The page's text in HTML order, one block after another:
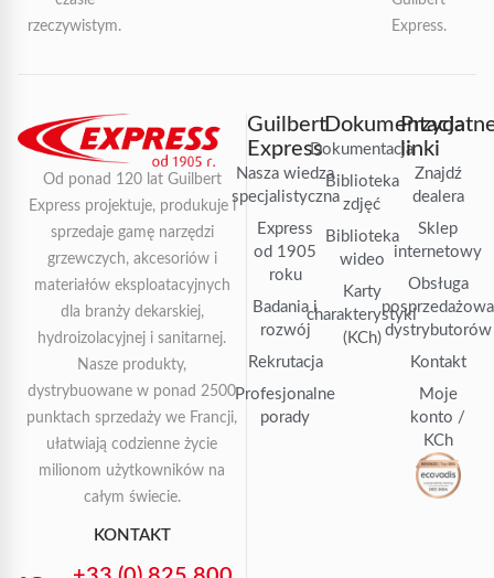
rzeczywistym.
Express.
Od ponad 120 lat Guilbert
Express projektuje, produkuje i
sprzedaje gamę narzędzi
grzewczych, akcesoriów i
materiałów eksploatacyjnych
dla branży dekarskiej,
hydroizolacyjnej i sanitarnej.
Nasze produkty,
dystrybuowane w ponad 2500
punktach sprzedaży we Francji,
ułatwiają codzienne życie
milionom użytkowników na
całym świecie.
KONTAKT
Guilbert
Express
Nasza wiedza
specjalistyczna
Express
od 1905
roku
Badania i
rozwój
Rekrutacja
Profesjonalne
porady
Dokumentacja
Dokumentacja
Biblioteka
zdjęć
Biblioteka
wideo
Karty
charakterystyki
(KCh)
linki
Znajdź
dealera
Sklep
internetowy
Obsługa
posprzedażowa
dystrybutorów
Kontakt
Moje
konto /
KCh